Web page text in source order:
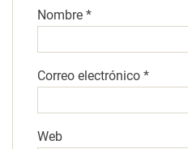
Nombre *
Correo electrónico *
Web